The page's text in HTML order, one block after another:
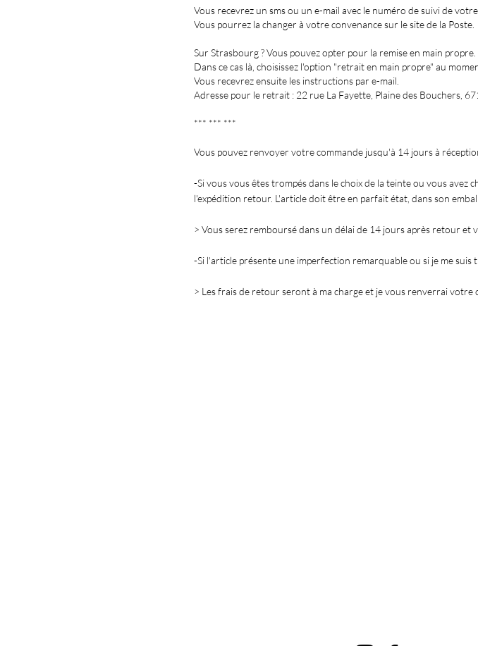
Vous recevrez un sms ou un e-mail avec le numéro de suivi de
Vous pourrez la changer à votre convenance sur le site de la Poste.
Sur Strasbourg ? Vous pouvez opter pour la remise en main propre.
Dans ce cas là, choisissez l'option "retrait en main propre" au
Vous recevrez ensuite les instructions par e-mail.
Adresse pour le retrait : 22 rue La Fayette, Plaine des Bouchers,
*** *** ***
Vous pouvez renvoyer votre commande jusqu'à 14 jours à
-Si vous vous êtes trompés dans le choix de la teinte ou vous avez
l'expédition retour. L'article doit être en parfait état, dans son
> Vous serez remboursé dans un délai de 14 jours après retour et
-Si l'article présente une imperfection remarquable ou si je me suis
> Les frais de retour seront à ma charge et je vous renverrai votre